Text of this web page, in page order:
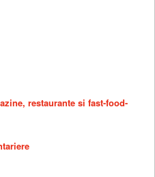
restaurante si fast-food-